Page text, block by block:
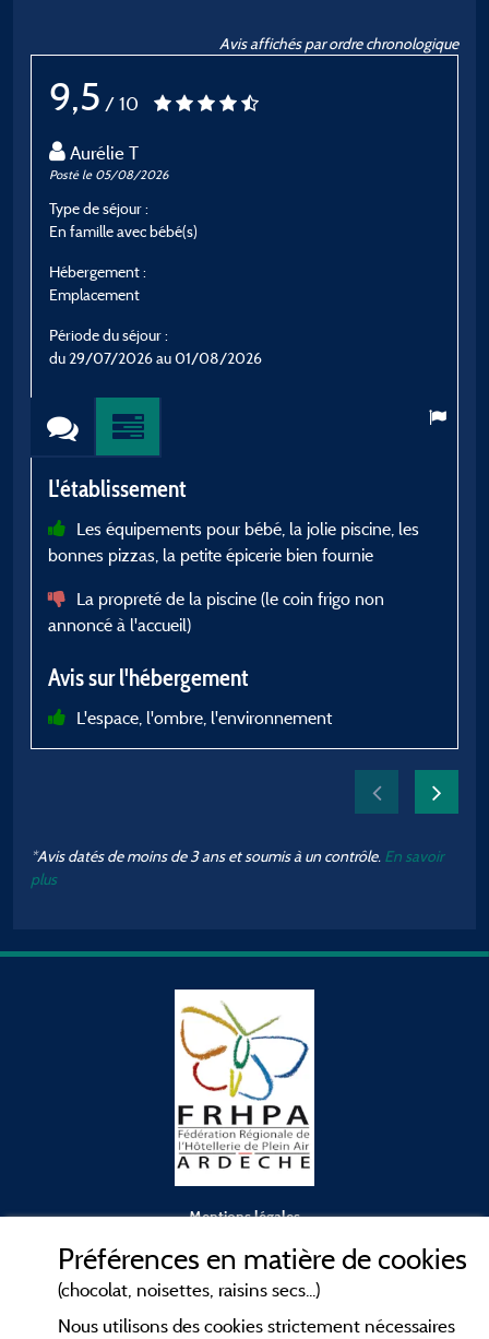
Avis affichés par ordre chronologique
9,5 / 10
Aurélie T
Posté le 05/08/2026
Type de séjour :
En famille avec bébé(s)
Hébergement :
Emplacement
Période du séjour :
du 29/07/2026 au 01/08/2026
L'établissement
Les équipements pour bébé, la jolie piscine, les
bonnes pizzas, la petite épicerie bien fournie
La propreté de la piscine (le coin frigo non
annoncé à l'accueil)
Avis sur l'hébergement
L'espace, l'ombre, l'environnement
*Avis datés de moins de 3 ans et soumis à un contrôle. En savoir
plus
Mentions légales
Préférences en matière de cookies
(chocolat, noisettes, raisins secs...)
Nous utilisons des cookies strictement nécessaires